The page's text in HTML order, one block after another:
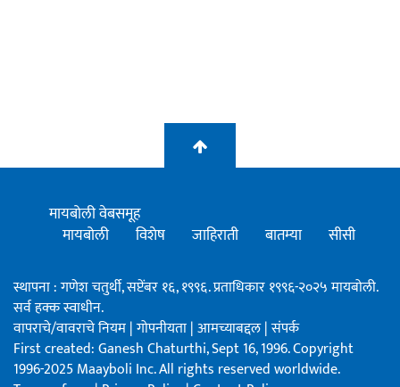
मायबोली वेबसमूह
मायबोली
विशेष जाहिराती बातम्या सीसी
स्थापना : गणेश चतुर्थी, सप्टेंबर १६, १९९६. प्रताधिकार १९९६-२०२५ मायबोली.
सर्व हक्क स्वाधीन.
वापराचे/वावराचे नियम|गोपनीयता|आमच्याबद्दल|संपर्क
First created: Ganesh Chaturthi, Sept 16, 1996. Copyright
1996-2025 Maayboli Inc. All rights reserved worldwide.